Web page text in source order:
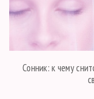
Сонник: к чему